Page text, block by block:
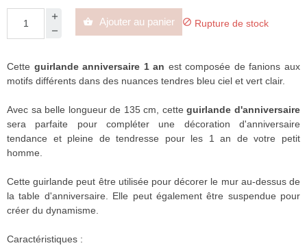
 Ajouter au panier  Rupture de stock
Cette guirlande anniversaire 1 an est composée de fanions aux
motifs différents dans des nuances tendres bleu ciel et vert clair.
Avec sa belle longueur de 135 cm, cetteguirlande d'anniversaire
sera parfaite pour compléter une décoration d'anniversaire
tendance et pleine de tendresse pour les 1 an de votre petit
homme.
Cette guirlande peut être utilisée pour décorer le mur au-dessus de
la table d'anniversaire. Elle peut également être suspendue pour
créer du dynamisme.
Caractéristiques :